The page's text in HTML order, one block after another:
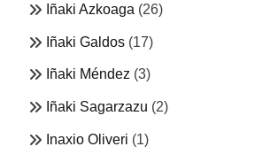
Iñaki Azkoaga (26)
Iñaki Galdos (17)
Iñaki Méndez (3)
Iñaki Sagarzazu (2)
Inaxio Oliveri (1)